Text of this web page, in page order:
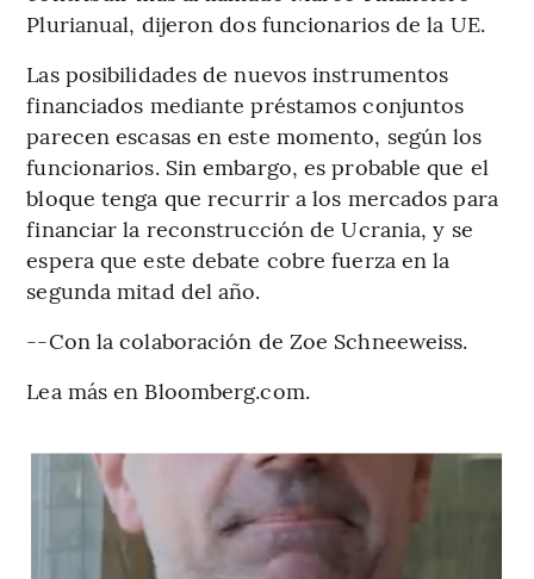
Plurianual, dijeron dos funcionarios de la UE.
Las posibilidades de nuevos instrumentos
financiados mediante préstamos conjuntos
parecen escasas en este momento, según los
funcionarios. Sin embargo, es probable que el
bloque tenga que recurrir a los mercados para
financiar la reconstrucción de Ucrania, y se
espera que este debate cobre fuerza en la
segunda mitad del año.
--Con la colaboración de Zoe Schneeweiss.
Lea más en Bloomberg.com.